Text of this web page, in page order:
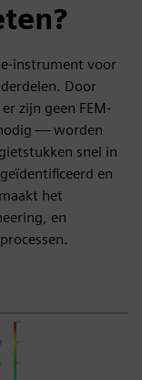
instrument voor
Door
zijn geen FEM-
— worden
snel in
en
het
en